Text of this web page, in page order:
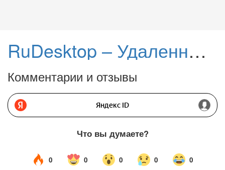
RuDesktop – Удаленный доступ
Комментарии и отзывы